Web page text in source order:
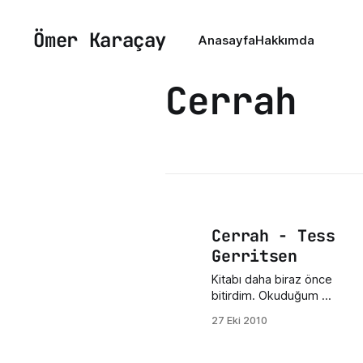
Ömer Karaçay AnasayfaHakkımda
Cerrah
Cerrah - Tess
Gerritsen
Kitabı daha biraz önce
bitirdim. Okuduğum en
Kitabı okurken
27 Eki 2010